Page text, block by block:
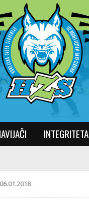
INTEGRITETA